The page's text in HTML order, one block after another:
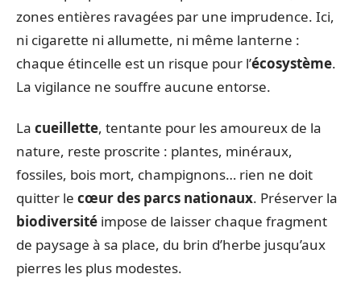
zones entières ravagées par une imprudence. Ici,
ni cigarette ni allumette, ni même lanterne :
chaque étincelle est un risque pour l’écosystème.
La vigilance ne souffre aucune entorse.
La cueillette, tentante pour les amoureux de la
nature, reste proscrite : plantes, minéraux,
fossiles, bois mort, champignons… rien ne doit
quitter le cœur des parcs nationaux. Préserver la
biodiversité impose de laisser chaque fragment
de paysage à sa place, du brin d’herbe jusqu’aux
pierres les plus modestes.